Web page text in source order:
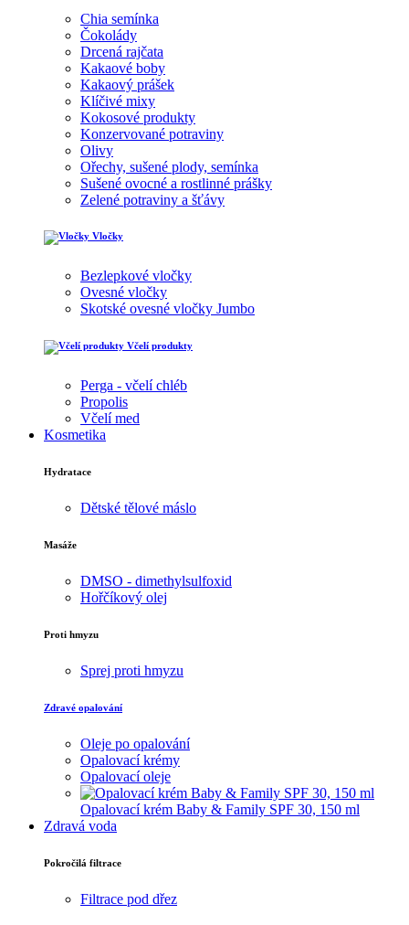
Chia semínka
Čokolády
Drcená rajčata
Kakaové boby
Kakaový prášek
Klíčivé mixy
Kokosové produkty
Konzervované potraviny
Olivy
Ořechy, sušené plody, semínka
Sušené ovocné a rostlinné prášky
Zelené potraviny a šťávy
Vločky
Bezlepkové vločky
Ovesné vločky
Skotské ovesné vločky Jumbo
Včelí produkty
Perga - včelí chléb
Propolis
Včelí med
Kosmetika
Hydratace
Dětské tělové máslo
Masáže
DMSO - dimethylsulfoxid
Hořčíkový olej
Proti hmyzu
Sprej proti hmyzu
Zdravé opalování
Oleje po opalování
Opalovací krémy
Opalovací oleje
Opalovací krém Baby & Family SPF 30, 150 ml
Zdravá voda
Pokročilá filtrace
Filtrace pod dřez